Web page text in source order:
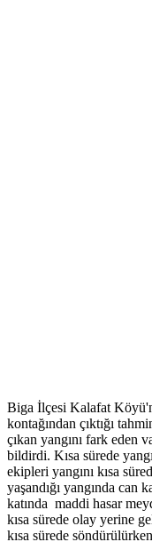
Biga İlçesi Kalafat
kontağından çıktığı
çıkan yangını fark eden
bildirdi. Kısa sürede
ekipleri yangını kısa
yaşandığı yangında can
katında maddi hasar
kısa sürede olay yerine
kısa sürede